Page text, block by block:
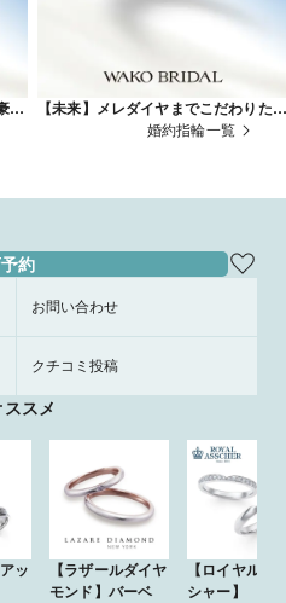
華
【未来】メレダイヤまでこだわりたい
婚約指輪一覧
約
お問い合わせ
クチコミ投稿
スメ
ッ
【ラザールダイヤ
モンド】バーベ
【ロイヤル・
シャー】